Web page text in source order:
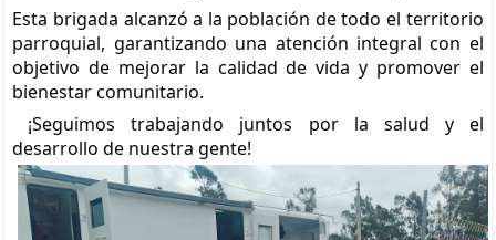
Esta brigada alcanzó a la población de todo el territorio
parroquial, garantizando una atención integral con el
objetivo de mejorar la calidad de vida y promover el
bienestar comunitario.
¡Seguimos trabajando juntos por la salud y el
desarrollo de nuestra gente!